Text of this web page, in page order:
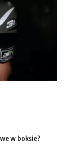
w boksie?